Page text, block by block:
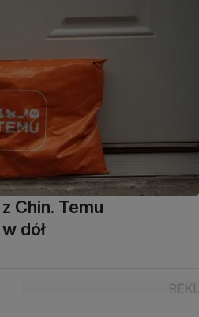
Chin. Temu
dół